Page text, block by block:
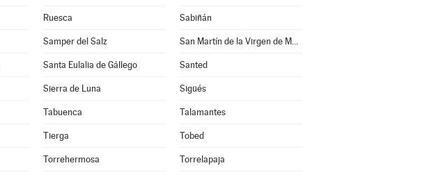
Ruesca Sabiñán
Samper del Salz San Martín de la Virgen de Moncayo
Santa Eulalia de Gállego Santed
Sierra de Luna Sigüés
Tabuenca Talamantes
Tierga Tobed
Torrehermosa Torrelapaja